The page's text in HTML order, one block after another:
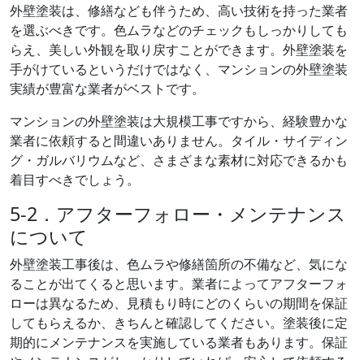
外壁塗装は、修繕なども伴うため、高い技術を持った業者
を選ぶべきです。色ムラなどのチェックもしっかりしても
らえ、美しい外観を取り戻すことができます。外壁塗装を
手がけているというだけではなく、マンションの外壁塗装
実績が豊富な業者がベストです。
マンションの外壁塗装は大規模工事ですから、経験豊かな
業者に依頼すると間違いありません。タイル・サイディン
グ・ガルバリウムなど、さまざまな素材に対応できるかも
着目すべきでしょう。
5-2．アフターフォロー・メンテナンス
について
外壁塗装工事後は、色ムラや修繕箇所の不備など、気にな
ることが出てくると思います。業者によってアフターフォ
ローは異なるため、見積もり時にどのくらいの期間を保証
してもらえるか、きちんと確認してください。塗装後に定
期的にメンテナンスを実施している業者もあります。保証